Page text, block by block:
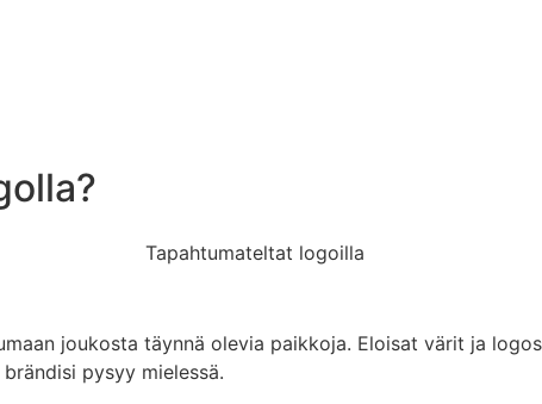
joukosta täynnä olevia paikkoja. Eloisat värit ja
pysyy mielessä.